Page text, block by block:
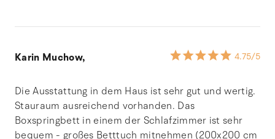
Karin Muchow, 4.75/5
Die Ausstattung in dem Haus ist sehr gut und wertig.
Stauraum ausreichend vorhanden. Das
Boxspringbett in einem der Schlafzimmer ist sehr
bequem - großes Betttuch mitnehmen (200x200 cm